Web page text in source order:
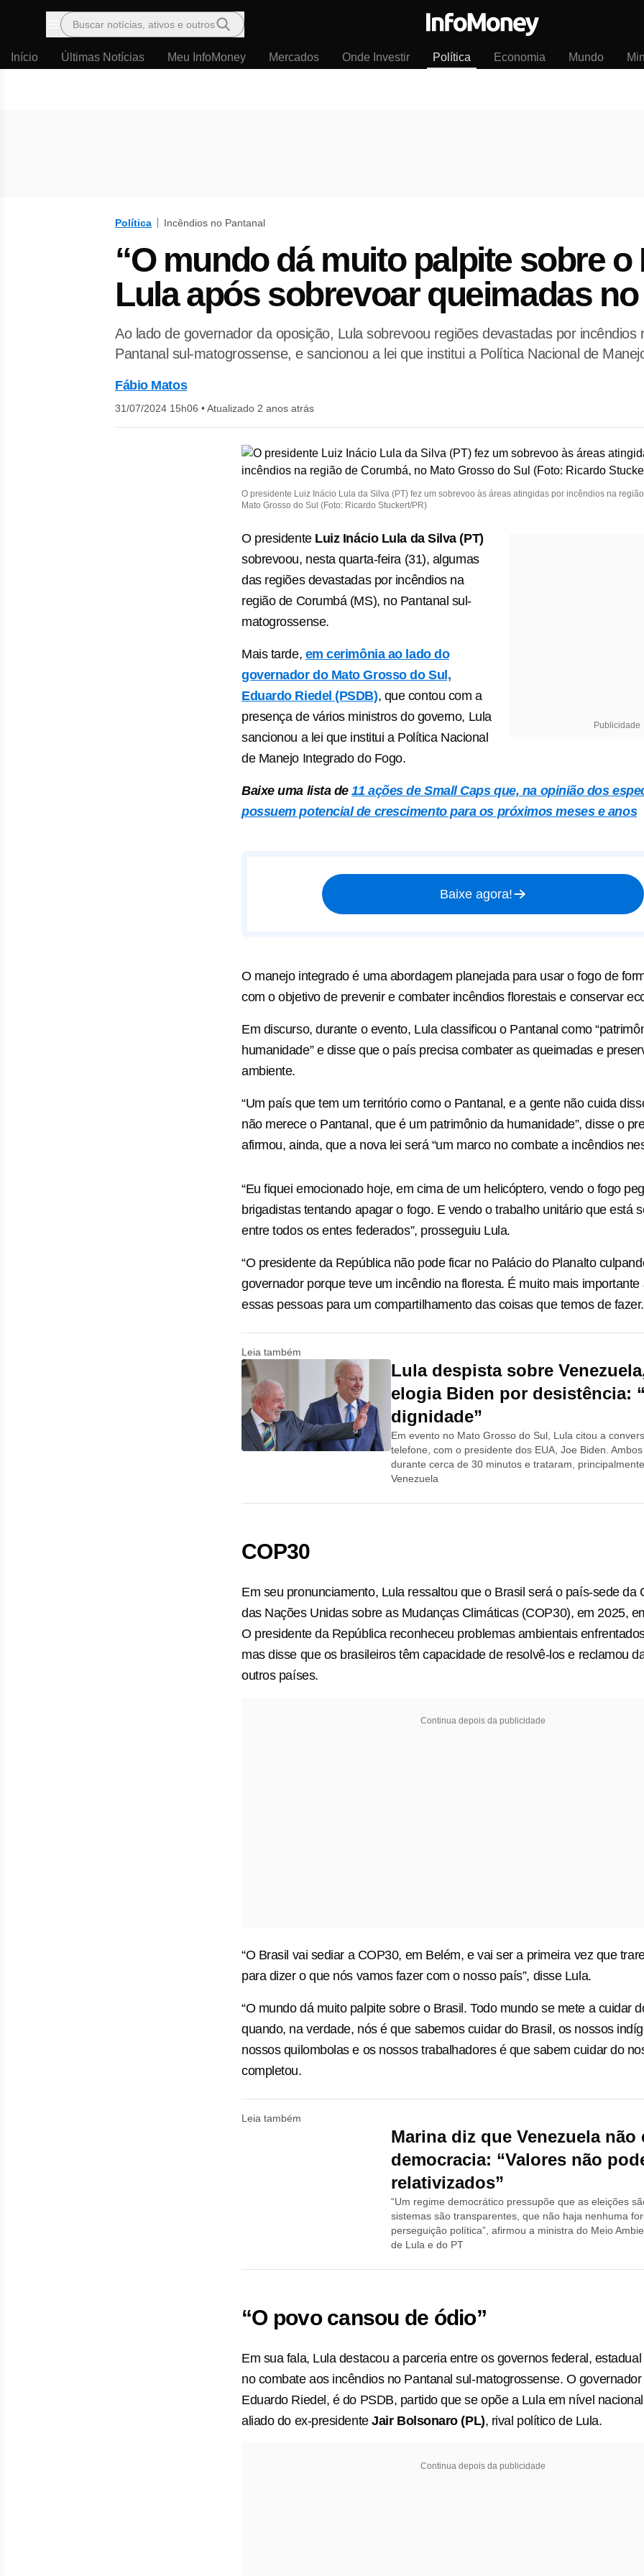
Menu
Buscar notícias, ativos e outros
Início Últimas Notícias Meu InfoMoney Mercados Onde Investir Política Economia Mundo
Política Incêndios no Pantanal
“O mundo dá muito palpite sobre o
Lula após sobrevoar queimadas no
Ao lado de governador da oposição, Lula sobrevoou regiões devastadas por incêndios
Pantanal sul-matogrossense, e sancionou a lei que institui a Política Nacional de
Fábio Matos
31/07/2024 15h06 •Atualizado 2 anos atrás
O presidente Luiz Inácio Lula da Silva (PT) fez um sobrevoo às áreas atingidas por incêndios na
Mato Grosso do Sul (Foto: Ricardo Stuckert/PR)
Publicidade
O presidente Luiz Inácio Lula da Silva (PT)
sobrevoou, nesta quarta-feira (31), algumas
das regiões devastadas por incêndios na
região de Corumbá (MS), no Pantanal sul-
matogrossense.
Mais tarde, em cerimônia ao lado do
governador do Mato Grosso do Sul,
Eduardo Riedel (PSDB), que contou com a
presença de vários ministros do governo, Lula
sancionou a lei que institui a Política Nacional
de Manejo Integrado do Fogo.
Baixe uma lista de 11 ações de Small Caps que, na opinião dos
possuem potencial de crescimento para os próximos meses e anos
Baixe agora!
O manejo integrado é uma abordagem planejada para usar o fogo de
com o objetivo de prevenir e combater incêndios florestais e conservar
Em discurso, durante o evento, Lula classificou o Pantanal como
humanidade” e disse que o país precisa combater as queimadas e
ambiente.
“Um país que tem um território como o Pantanal, e a gente não cuida
não merece o Pantanal, que é um patrimônio da humanidade”, disse o
afirmou, ainda, que a nova lei será “um marco no combate a incêndios
“Eu fiquei emocionado hoje, em cima de um helicóptero, vendo o fogo
brigadistas tentando apagar o fogo. E vendo o trabalho unitário que está
entre todos os entes federados”, prosseguiu Lula.
“O presidente da República não pode ficar no Palácio do Planalto
governador porque teve um incêndio na floresta. É muito mais importante
essas pessoas para um compartilhamento das coisas que temos de
Leia também
Lula despista sobre
elogia Biden por desistência:
dignidade”
Em evento no Mato Grosso do Sul, Lula citou a
telefone, com o presidente dos EUA, Joe Biden.
durante cerca de 30 minutos e trataram,
Venezuela
COP30
Em seu pronunciamento, Lula ressaltou que o Brasil será o país-sede da
das Nações Unidas sobre as Mudanças Climáticas (COP30), em 2025,
O presidente da República reconheceu problemas ambientais
mas disse que os brasileiros têm capacidade de resolvê-los e reclamou
outros países.
Continua depois da publicidade
“O Brasil vai sediar a COP30, em Belém, e vai ser a primeira vez que
para dizer o que nós vamos fazer com o nosso país”, disse Lula.
“O mundo dá muito palpite sobre o Brasil. Todo mundo se mete a cuidar
quando, na verdade, nós é que sabemos cuidar do Brasil, os nossos
nossos quilombolas e os nossos trabalhadores é que sabem cuidar do
completou.
Leia também
Marina diz que Venezuela não
democracia: “Valores não
relativizados”
“Um regime democrático pressupõe que as eleições
sistemas são transparentes, que não haja nenhuma
perseguição política”, afirmou a ministra do Meio
de Lula e do PT
“O povo cansou de ódio”
Em sua fala, Lula destacou a parceria entre os governos federal,
no combate aos incêndios no Pantanal sul-matogrossense. O
Eduardo Riedel, é do PSDB, partido que se opõe a Lula em nível
aliado do ex-presidenteJair Bolsonaro (PL), rival político de Lula.
Continua depois da publicidade